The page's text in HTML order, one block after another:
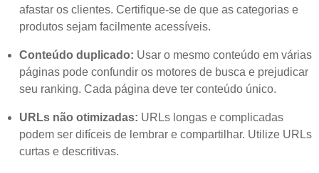
afastar os clientes. Certifique-se de que as categorias e
produtos sejam facilmente acessíveis.
Conteúdo duplicado: Usar o mesmo conteúdo em várias
páginas pode confundir os motores de busca e prejudicar
seu ranking. Cada página deve ter conteúdo único.
URLs não otimizadas: URLs longas e complicadas
podem ser difíceis de lembrar e compartilhar. Utilize URLs
curtas e descritivas.